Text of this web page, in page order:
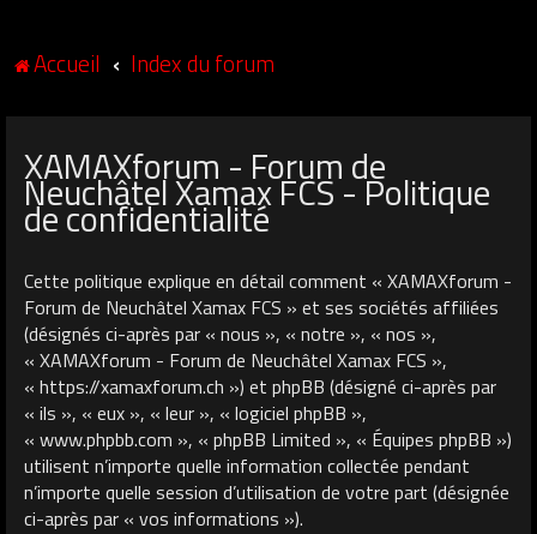
Accueil Index du forum
XAMAXforum - Forum de
Neuchâtel Xamax FCS - Politique
de confidentialité
Cette politique explique en détail comment « XAMAXforum -
Forum de Neuchâtel Xamax FCS » et ses sociétés affiliées
(désignés ci-après par « nous », « notre », « nos »,
« XAMAXforum - Forum de Neuchâtel Xamax FCS »,
« https://xamaxforum.ch ») et phpBB (désigné ci-après par
« ils », « eux », « leur », « logiciel phpBB »,
« www.phpbb.com », « phpBB Limited », « Équipes phpBB »)
utilisent n’importe quelle information collectée pendant
n’importe quelle session d’utilisation de votre part (désignée
ci-après par « vos informations »).